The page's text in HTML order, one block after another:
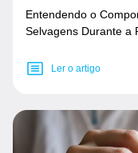
Entendendo o
Selvagens Durante a
Ler o artigo